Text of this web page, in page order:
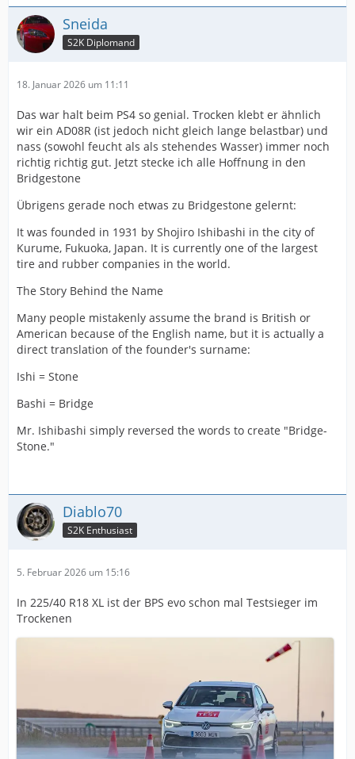
Sneida
S2K Diplomand
18. Januar 2026 um 11:11
Das war halt beim PS4 so genial. Trocken klebt er ähnlich
wir ein AD08R (ist jedoch nicht gleich lange belastbar) und
nass (sowohl feucht als als stehendes Wasser) immer noch
richtig richtig gut. Jetzt stecke ich alle Hoffnung in den
Bridgestone
Übrigens gerade noch etwas zu Bridgestone gelernt:
It was founded in 1931 by Shojiro Ishibashi in the city of
Kurume, Fukuoka, Japan. It is currently one of the largest
tire and rubber companies in the world.
The Story Behind the Name
Many people mistakenly assume the brand is British or
American because of the English name, but it is actually a
direct translation of the founder's surname:
Ishi = Stone
Bashi = Bridge
Mr. Ishibashi simply reversed the words to create "Bridge-
Stone."
Diablo70
S2K Enthusiast
5. Februar 2026 um 15:16
In 225/40 R18 XL ist der BPS evo schon mal Testsieger im
Trockenen